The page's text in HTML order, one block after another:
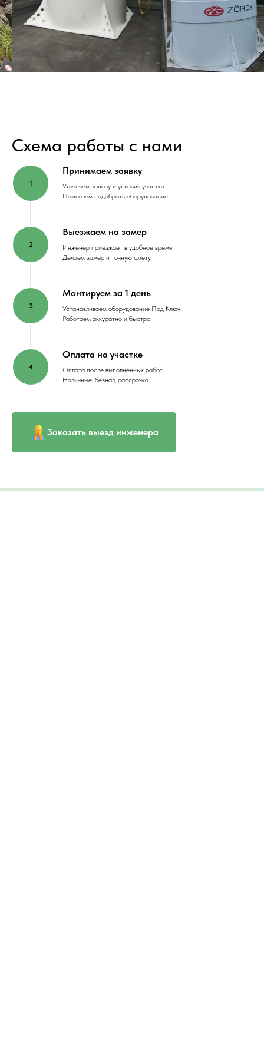
Схема работы с нами
Принимаем заявку
Уточняем задачу и условия участка.
Помогаем подобрать оборудование.
Выезжаем на замер
Инженер приезжает в удобное время.
Делаем замер и точную смету.
Монтируем за 1 день
Устанавливаем оборудование Под Ключ.
Работаем аккуратно и быстро.
Оплата на участке
Оплата после выполненных работ.
Наличные, безнал, рассрочка.
Заказать выезд инженера